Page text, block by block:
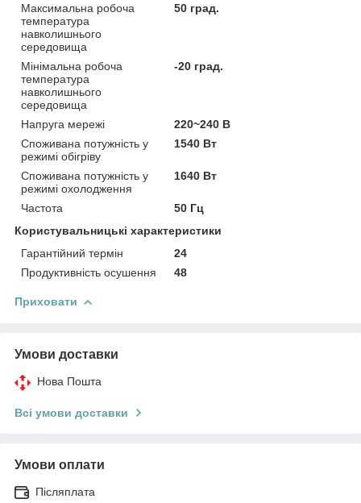
Максимальна робоча
температура
навколишнього
середовища
50 град.
Мінімальна робоча
температура
навколишнього
середовища
-20 град.
Напруга мережі
220~240 В
Споживана потужність у
режимі обігріву
1540 Вт
Споживана потужність у
режимі охолодження
1640 Вт
Частота
50 Гц
Користувальницькі характеристики
Гарантійний термін
24
Продуктивність осушення
48
Приховати
Умови доставки
Нова Пошта
Всі умови доставки
Умови оплати
Післяплата